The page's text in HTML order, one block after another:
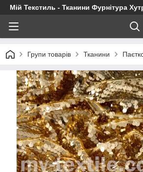
Мій Текстиль - Тканини Фурнітура
Групи товарів Тканини